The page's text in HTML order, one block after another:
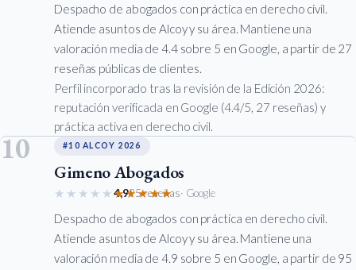
Despacho de abogados con práctica en derecho civil.
Atiende asuntos de Alcoy y su área. Mantiene una
valoración media de 4.4 sobre 5 en Google, a partir de 27
reseñas públicas de clientes.
Perfil incorporado tras la revisión de la Edición 2026:
reputación verificada en Google (4.4/5, 27 reseñas) y
práctica activa en derecho civil.
10 #10 ALCOY 2026
Gimeno Abogados
★★★★★★★★★★
4,995 reseñas· Google
Despacho de abogados con práctica en derecho civil.
Atiende asuntos de Alcoy y su área. Mantiene una
valoración media de 4.9 sobre 5 en Google, a partir de 95